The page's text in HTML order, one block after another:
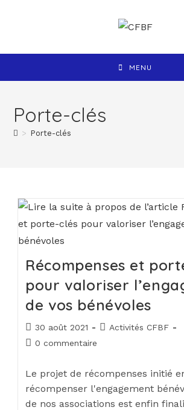
MENU
Porte-clés
> Porte-clés
Récompenses et
pour valoriser
de vos bénévoles
30 août 2021
Activités CFBF
0 commentaire
Le projet de récompenses initié
récompenser l'engagement
de nos associations est enfin